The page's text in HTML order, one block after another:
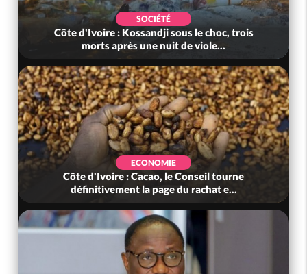
SOCIÉTÉ
Côte d'Ivoire : Kossandji sous le choc, trois
morts après une nuit de viole...
ECONOMIE
Côte d'Ivoire : Cacao, le Conseil tourne
définitivement la page du rachat e...